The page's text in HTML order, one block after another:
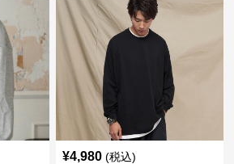
¥4,980 (税込)